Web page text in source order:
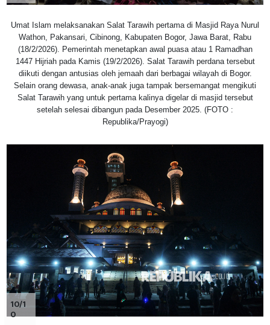
Umat Islam melaksanakan Salat Tarawih pertama di Masjid Raya Nurul
Wathon, Pakansari, Cibinong, Kabupaten Bogor, Jawa Barat, Rabu
(18/2/2026). Pemerintah menetapkan awal puasa atau 1 Ramadhan
1447 Hijriah pada Kamis (19/2/2026). Salat Tarawih perdana tersebut
diikuti dengan antusias oleh jemaah dari berbagai wilayah di Bogor.
Selain orang dewasa, anak-anak juga tampak bersemangat mengikuti
Salat Tarawih yang untuk pertama kalinya digelar di masjid tersebut
setelah selesai dibangun pada Desember 2025. (FOTO :
Republika/Prayogi)
10/1
0